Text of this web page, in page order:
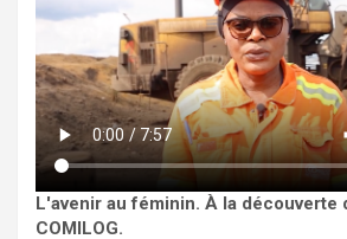
L'avenir au féminin. À la découverte
COMILOG.